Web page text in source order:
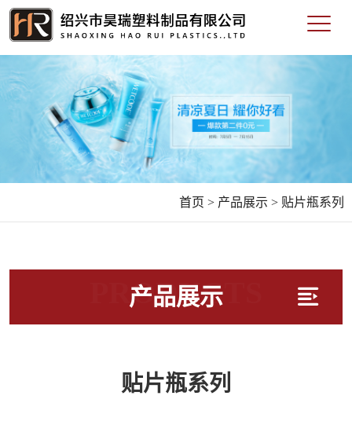
首页 > 产品展示 > 贴片瓶系列
产品展示
PRODUCTS
贴片瓶系列